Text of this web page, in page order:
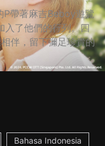
P帶著麻吉Beboy遊覽
入了他們的行列。四
伴，留下彌足珍貴的
Bahasa Indonesia